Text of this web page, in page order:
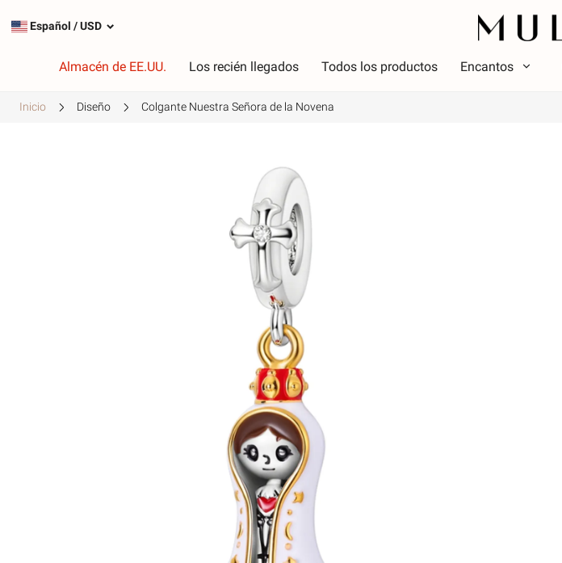
Español /USD
Almacén de EE.UU. Los recién llegados Todos los productos Encantos
Inicio Diseño Colgante Nuestra Señora de la Novena